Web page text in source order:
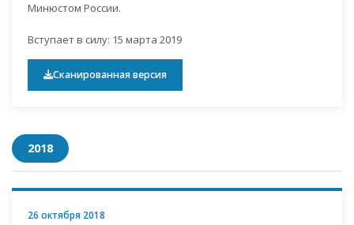
Минюстом России.
Вступает в силу: 15 марта 2019
Сканированная версия
2018
26 октября 2018